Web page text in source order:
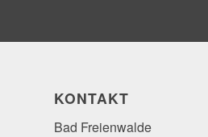
KONTAKT
Bad Freienwalde